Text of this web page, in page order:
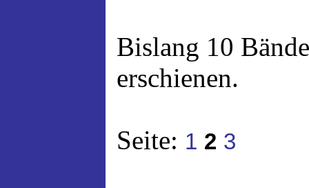
Bislang 10
erschienen.
Seite: 1 2 3